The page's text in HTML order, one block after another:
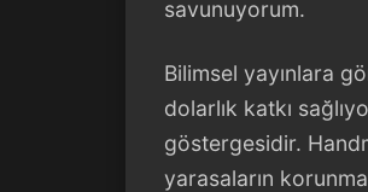
savunuyorum.
Bilimsel yayınlara
dolarlık katkı
göstergesidir.
yarasaların